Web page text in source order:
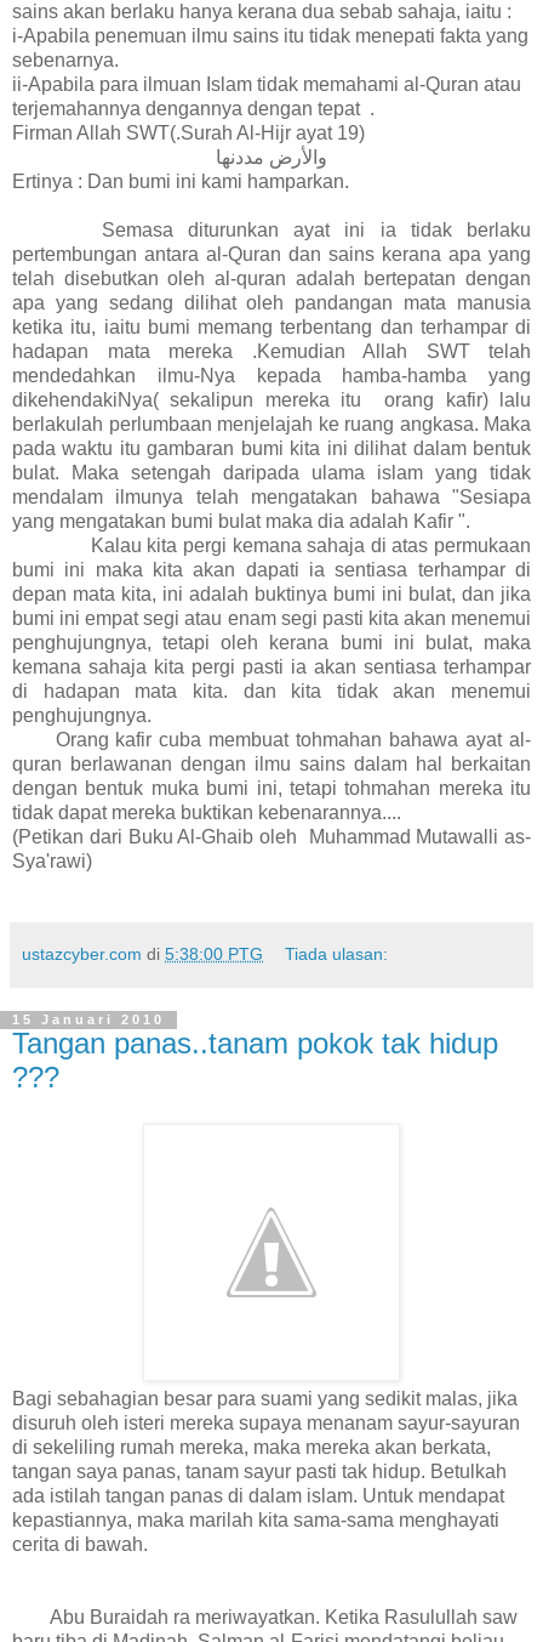
sains akan berlaku hanya kerana dua sebab sahaja, iaitu :
i-Apabila penemuan ilmu sains itu tidak menepati fakta yang
sebenarnya.
ii-Apabila para ilmuan Islam tidak memahami al-Quran atau
terjemahannya dengannya dengan tepat .
Firman Allah SWT(.Surah Al-Hijr ayat 19)
والأرض مددنها
Ertinya : Dan bumi ini kami hamparkan.
Semasa diturunkan ayat ini ia tidak berlaku
pertembungan antara al-Quran dan sains kerana apa yang
telah disebutkan oleh al-quran adalah bertepatan dengan
apa yang sedang dilihat oleh pandangan mata manusia
ketika itu, iaitu bumi memang terbentang dan terhampar di
hadapan mata mereka .Kemudian Allah SWT telah
mendedahkan ilmu-Nya kepada hamba-hamba yang
dikehendakiNya( sekalipun mereka itu orang kafir) lalu
berlakulah perlumbaan menjelajah ke ruang angkasa. Maka
pada waktu itu gambaran bumi kita ini dilihat dalam bentuk
bulat. Maka setengah daripada ulama islam yang tidak
mendalam ilmunya telah mengatakan bahawa "Sesiapa
yang mengatakan bumi bulat maka dia adalah Kafir ".
Kalau kita pergi kemana sahaja di atas permukaan
bumi ini maka kita akan dapati ia sentiasa terhampar di
depan mata kita, ini adalah buktinya bumi ini bulat, dan jika
bumi ini empat segi atau enam segi pasti kita akan menemui
penghujungnya, tetapi oleh kerana bumi ini bulat, maka
kemana sahaja kita pergi pasti ia akan sentiasa terhampar
di hadapan mata kita. dan kita tidak akan menemui
penghujungnya.
Orang kafir cuba membuat tohmahan bahawa ayat al-
quran berlawanan dengan ilmu sains dalam hal berkaitan
dengan bentuk muka bumi ini, tetapi tohmahan mereka itu
tidak dapat mereka buktikan kebenarannya....
(Petikan dari Buku Al-Ghaib oleh Muhammad Mutawalli as-
Sya'rawi)
ustazcyber.com di 5:38:00 PTG Tiada ulasan:
15 Januari 2010
Tangan panas..tanam pokok tak hidup
???
Bagi sebahagian besar para suami yang sedikit malas, jika
disuruh oleh isteri mereka supaya menanam sayur-sayuran
di sekeliling rumah mereka, maka mereka akan berkata,
tangan saya panas, tanam sayur pasti tak hidup. Betulkah
ada istilah tangan panas di dalam islam. Untuk mendapat
kepastiannya, maka marilah kita sama-sama menghayati
cerita di bawah.
Abu Buraidah ra meriwayatkan. Ketika Rasulullah saw